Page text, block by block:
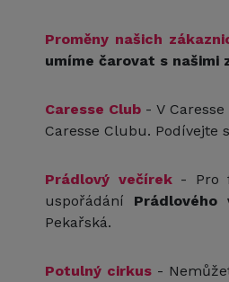
Proměny našich
umíme čarovat s našimi
Caresse Club - V
Caresse Clubu. Podívejte
Prádlový večírek- Pro
uspořádání Prádlového
Pekařská.
Potulný cirkus-